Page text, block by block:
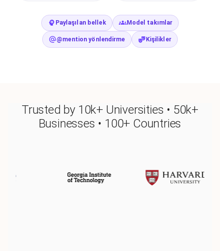
Paylaşılan bellek Model takımlar
@mention yönlendirme Kişilikler
Trusted by 10k+ Universities • 50k+
Businesses • 100+ Countries